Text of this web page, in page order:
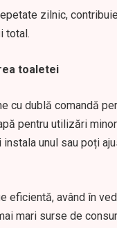
zilnic,
total.
toaletei
cu dublă comandă
pentru utilizări
unul sau poți
eficientă, având în
mari surse de